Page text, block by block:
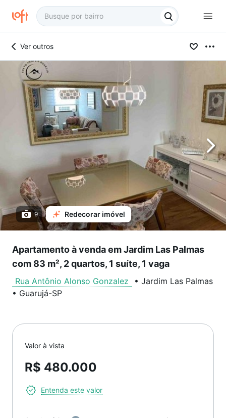
Ver outros
9 Redecorar imóvel
Apartamento à venda em Jardim Las Palmas
com 83 m², 2 quartos, 1 suíte, 1 vaga
Rua Antônio Alonso Gonzalez • Jardim Las Palmas
• Guarujá-SP
Valor à vista
R$ 480.000
Entenda este valor